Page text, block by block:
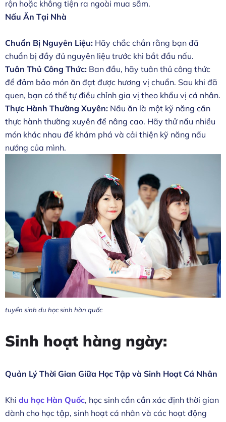
rộn hoặc không tiện ra ngoài mua sắm.
Nấu Ăn Tại Nhà
Chuẩn Bị Nguyên Liệu: Hãy chắc chắn rằng bạn đã
chuẩn bị đầy đủ nguyên liệu trước khi bắt đầu nấu.
Tuân Thủ Công Thức: Ban đầu, hãy tuân thủ công thức
để đảm bảo món ăn đạt được hương vị chuẩn. Sau khi đã
quen, bạn có thể tự điều chỉnh gia vị theo khẩu vị cá nhân.
Thực Hành Thường Xuyên: Nấu ăn là một kỹ năng cần
thực hành thường xuyên để nâng cao. Hãy thử nấu nhiều
món khác nhau để khám phá và cải thiện kỹ năng nấu
nướng của mình.
tuyển sinh du học sinh hàn quốc
Sinh hoạt hàng ngày:
Quản Lý Thời Gian Giữa Học Tập và Sinh Hoạt Cá Nhân
Khi du học Hàn Quốc, học sinh cần cần xác định thời gian
dành cho học tập, sinh hoạt cá nhân và các hoạt động